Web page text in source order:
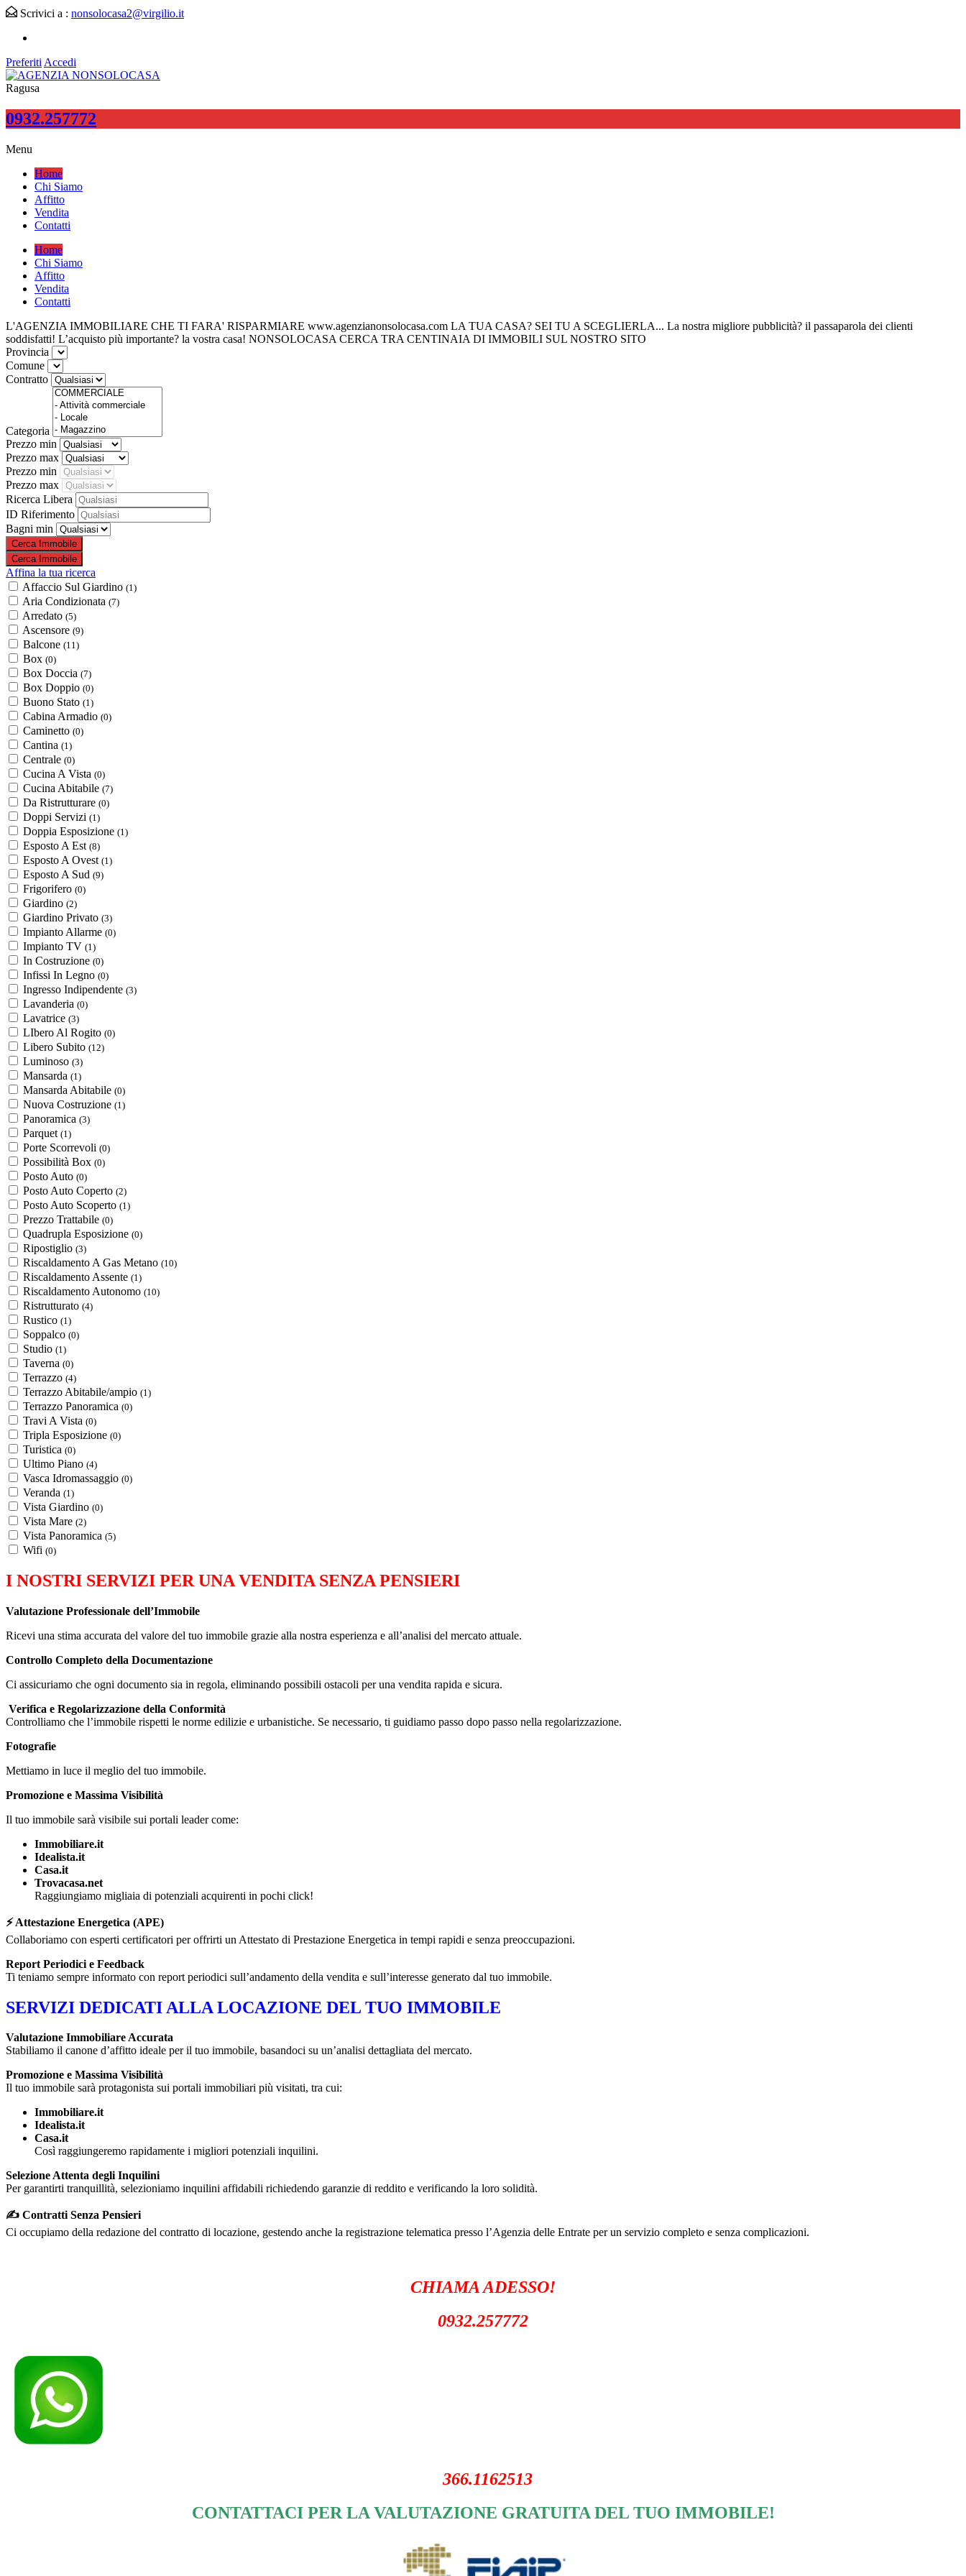
Scrivici a : nonsolocasa2@virgilio.it
Preferiti Accedi
Ragusa
0932.257772
Menu
Home
Chi Siamo
Affitto
Vendita
Contatti
Home
Chi Siamo
Affitto
Vendita
Contatti
L'AGENZIA IMMOBILIARE CHE TI FARA' RISPARMIARE www.agenzianonsolocasa.com LA TUA CASA? SEI TU A SCEGLIERLA... La nostra migliore pubblicità? il passaparola dei clienti
soddisfatti! L’acquisto più importante? la vostra casa! NONSOLOCASA CERCA TRA CENTINAIA DI IMMOBILI SUL NOSTRO SITO
Provincia
Comune
Contratto
Categoria
Prezzo min
Prezzo max
Prezzo min
Prezzo max
Ricerca Libera
ID Riferimento
Bagni min
Affina la tua ricerca
Affaccio Sul Giardino (1)
Aria Condizionata (7)
Arredato (5)
Ascensore (9)
Balcone (11)
Box (0)
Box Doccia (7)
Box Doppio (0)
Buono Stato (1)
Cabina Armadio (0)
Caminetto (0)
Cantina (1)
Centrale (0)
Cucina A Vista (0)
Cucina Abitabile (7)
Da Ristrutturare (0)
Doppi Servizi (1)
Doppia Esposizione (1)
Esposto A Est (8)
Esposto A Ovest (1)
Esposto A Sud (9)
Frigorifero (0)
Giardino (2)
Giardino Privato (3)
Impianto Allarme (0)
Impianto TV (1)
In Costruzione (0)
Infissi In Legno (0)
Ingresso Indipendente (3)
Lavanderia (0)
Lavatrice (3)
LIbero Al Rogito (0)
Libero Subito (12)
Luminoso (3)
Mansarda (1)
Mansarda Abitabile (0)
Nuova Costruzione (1)
Panoramica (3)
Parquet (1)
Porte Scorrevoli (0)
Possibilità Box (0)
Posto Auto (0)
Posto Auto Coperto (2)
Posto Auto Scoperto (1)
Prezzo Trattabile (0)
Quadrupla Esposizione (0)
Ripostiglio (3)
Riscaldamento A Gas Metano (10)
Riscaldamento Assente (1)
Riscaldamento Autonomo (10)
Ristrutturato (4)
Rustico (1)
Soppalco (0)
Studio (1)
Taverna (0)
Terrazzo (4)
Terrazzo Abitabile/ampio (1)
Terrazzo Panoramica (0)
Travi A Vista (0)
Tripla Esposizione (0)
Turistica (0)
Ultimo Piano (4)
Vasca Idromassaggio (0)
Veranda (1)
Vista Giardino (0)
Vista Mare (2)
Vista Panoramica (5)
Wifi (0)
I NOSTRI SERVIZI PER UNA VENDITA SENZA PENSIERI
Valutazione Professionale dell’Immobile
Ricevi una stima accurata del valore del tuo immobile grazie alla nostra esperienza e all’analisi del mercato attuale.
Controllo Completo della Documentazione
Ci assicuriamo che ogni documento sia in regola, eliminando possibili ostacoli per una vendita rapida e sicura.
️️ Verifica e Regolarizzazione della Conformità
Controlliamo che l’immobile rispetti le norme edilizie e urbanistiche. Se necessario, ti guidiamo passo dopo passo nella regolarizzazione.
Fotografie
Mettiamo in luce il meglio del tuo immobile.
Promozione e Massima Visibilità
Il tuo immobile sarà visibile sui portali leader come:
Immobiliare.it
Idealista.it
Casa.it
Trovacasa.net
Raggiungiamo migliaia di potenziali acquirenti in pochi click!
⚡ Attestazione Energetica (APE)
Collaboriamo con esperti certificatori per offrirti un Attestato di Prestazione Energetica in tempi rapidi e senza preoccupazioni.
Report Periodici e Feedback
Ti teniamo sempre informato con report periodici sull’andamento della vendita e sull’interesse generato dal tuo immobile.
SERVIZI DEDICATI ALLA LOCAZIONE DEL TUO IMMOBILE
Valutazione Immobiliare Accurata
Stabiliamo il canone d’affitto ideale per il tuo immobile, basandoci su un’analisi dettagliata del mercato.
Promozione e Massima Visibilità
Il tuo immobile sarà protagonista sui portali immobiliari più visitati, tra cui:
Immobiliare.it
Idealista.it
Casa.it
Così raggiungeremo rapidamente i migliori potenziali inquilini.
Selezione Attenta degli Inquilini
Per garantirti tranquillità, selezioniamo inquilini affidabili richiedendo garanzie di reddito e verificando la loro solidità.
✍️ Contratti Senza Pensieri
Ci occupiamo della redazione del contratto di locazione, gestendo anche la registrazione telematica presso l’Agenzia delle Entrate per un servizio completo e senza complicazioni.
CHIAMA ADESSO!
0932.257772
366.1162513
CONTATTACI PER LA VALUTAZIONE GRATUITA DEL TUO IMMOBILE!